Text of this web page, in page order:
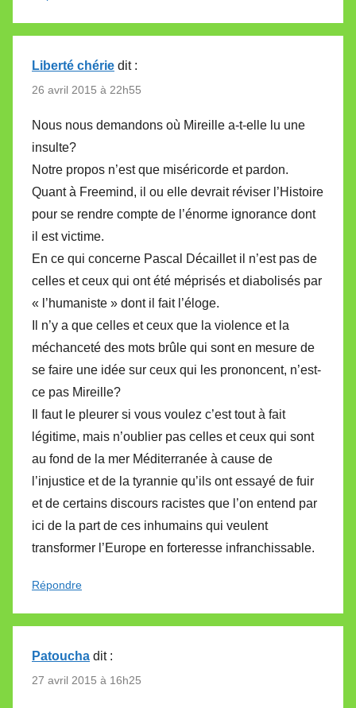
Liberté chérie dit :
26 avril 2015 à 22h55
Nous nous demandons où Mireille a-t-elle lu une
insulte?
Notre propos n’est que miséricorde et pardon.
Quant à Freemind, il ou elle devrait réviser l’Histoire
pour se rendre compte de l’énorme ignorance dont
il est victime.
En ce qui concerne Pascal Décaillet il n’est pas de
celles et ceux qui ont été méprisés et diabolisés par
« l’humaniste » dont il fait l’éloge.
Il n’y a que celles et ceux que la violence et la
méchanceté des mots brûle qui sont en mesure de
se faire une idée sur ceux qui les prononcent, n’est-
ce pas Mireille?
Il faut le pleurer si vous voulez c’est tout à fait
légitime, mais n’oublier pas celles et ceux qui sont
au fond de la mer Méditerranée à cause de
l’injustice et de la tyrannie qu’ils ont essayé de fuir
et de certains discours racistes que l’on entend par
ici de la part de ces inhumains qui veulent
transformer l’Europe en forteresse infranchissable.
Répondre
Patoucha dit :
27 avril 2015 à 16h25